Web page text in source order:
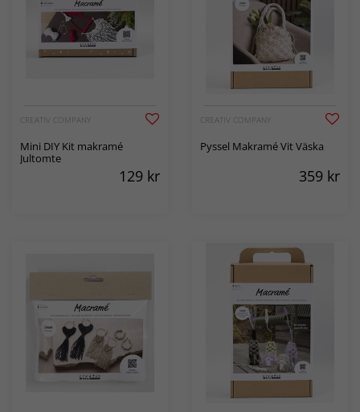
CREATIV COMPANY
Mini DIY Kit makramé
Jultomte
129 kr
CREATIV COMPANY
Pyssel Makramé Vit Väska
359 kr